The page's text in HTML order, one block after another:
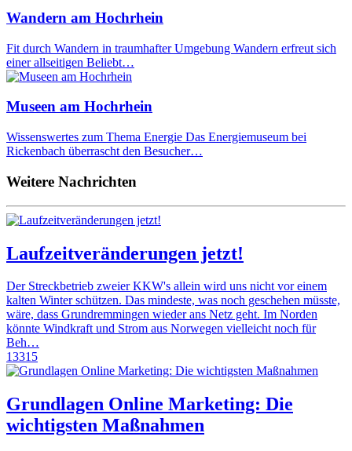
Wandern am Hochrhein
Fit durch Wandern in traumhafter Umgebung Wandern erfreut sich
einer allseitigen Beliebt…
Museen am Hochrhein
Wissenswertes zum Thema Energie Das Energiemuseum bei
Rickenbach überrascht den Besucher…
Weitere Nachrichten
Laufzeitveränderungen jetzt!
Der Streckbetrieb zweier KKW's allein wird uns nicht vor einem
kalten Winter schützen. Das mindeste, was noch geschehen müsste,
wäre, dass Grundremmingen wieder ans Netz geht. Im Norden
könnte Windkraft und Strom aus Norwegen vielleicht noch für
Beh…
13315
Grundlagen Online Marketing: Die
wichtigsten Maßnahmen